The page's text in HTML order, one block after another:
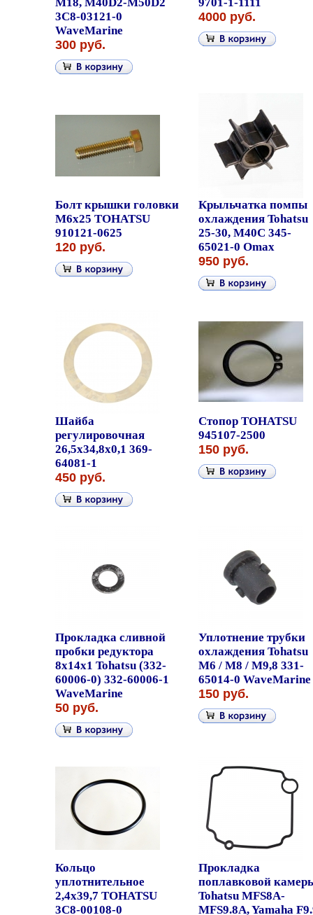
3C8-03121-0
WaveMarine
300 руб.
4000 руб.
Болт крышки головки
M6x25 TOHATSU
910121-0625
120 руб.
Крыльчатка помпы
охлаждения Tohatsu
25-30, M40C 345-
65021-0 Omax
950 руб.
Шайба
регулировочная
26,5x34,8x0,1 369-
64081-1
450 руб.
Стопор TOHATSU
945107-2500
150 руб.
Прокладка сливной
пробки редуктора
8x14x1 Tohatsu (332-
60006-0) 332-60006-1
WaveMarine
50 руб.
Уплотнение трубки
охлаждения Tohatsu
M6 / M8 / M9,8 331-
65014-0 WaveMarine
150 руб.
Кольцо
уплотнительное
2,4x39,7 TOHATSU
3C8-00108-0
Прокладка
поплавковой
Tohatsu MFS8A-
MFS9.8A, Yamaha